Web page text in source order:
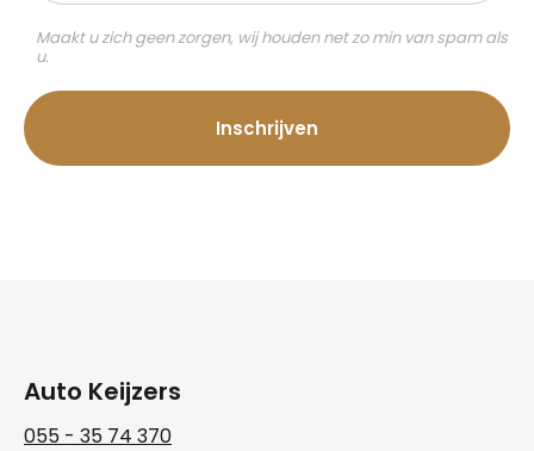
Maakt u zich geen zorgen, wij houden net zo min van spam als
u.
Auto Keijzers
055 - 35 74 370